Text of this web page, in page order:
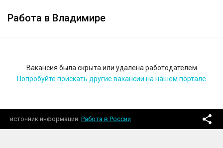
Работа в Владимире
Вакансия была скрыта или удалена работодателем
Попробуйте поискать другие вакансии на нашем портале
источник информации Работа в России